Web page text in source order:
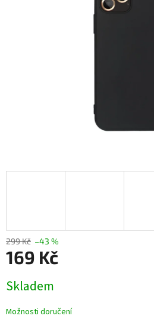
299 Kč –43 %
169 Kč
cena:
Skladem
Možnosti doručení